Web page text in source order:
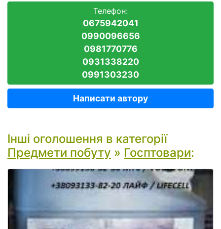
Телефон:
0675942041
0990096656
0981770776
0931338220
0991303230
Написати автору
Інші оголошення в категорії
Предмети побуту » Госптовари: